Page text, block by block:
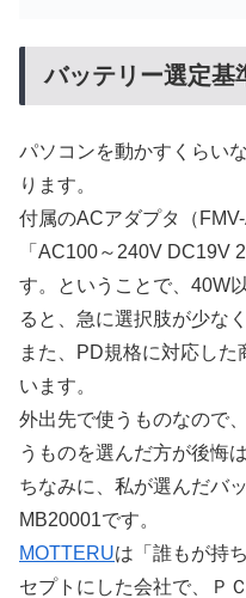
バッテリー選定
パソコンを動かすくらい
ります。
付属のACアダプタ（
「AC100～240V DC19V
す。ということで、40W
ると、急に選択肢が少な
また、PD規格に対応し
います。
外出先で使うものなので
うものを選んだ方が後悔
ちなみに、私が選んだバ
MB20001です。
MOTTERUは「誰もが持
セプトにした会社で、Ｐ